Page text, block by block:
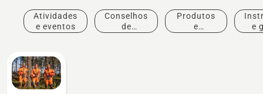
Atividades
e eventos
Conselhos
de
Produtos
e
e